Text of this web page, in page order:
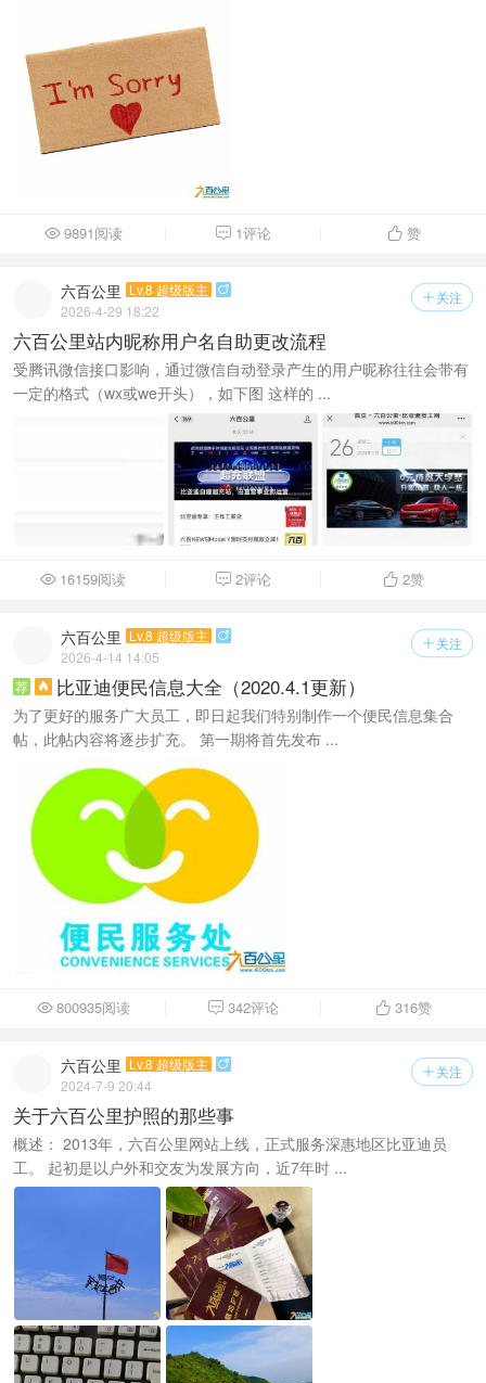
 9891阅读  1评论  赞
 关注
六百公里 Lv.8 超级版主 
2026-4-29 18:22
六百公里站内昵称用户名自助更改流程
受腾讯微信接口影响，通过微信自动登录产生的用户昵称往往会带有
一定的格式（wx或we开头），如下图 这样的 ...
 16159阅读  2评论  2赞
 关注
六百公里 Lv.8 超级版主 
2026-4-14 14:05
荐
 比亚迪便民信息大全（2020.4.1更新）
为了更好的服务广大员工，即日起我们特别制作一个便民信息集合
帖，此帖内容将逐步扩充。 第一期将首先发布 ...
 800935阅读  342评论  316赞
 关注
六百公里 Lv.8 超级版主 
2024-7-9 20:44
关于六百公里护照的那些事
概述： 2013年，六百公里网站上线，正式服务深惠地区比亚迪员
工。 起初是以户外和交友为发展方向，近7年时 ...